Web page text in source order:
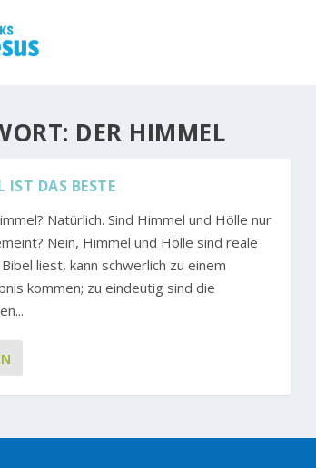
DER HIMMEL
IST DAS BESTE
Natürlich. Sind Himmel und Hölle nur
Nein, Himmel und Hölle sind reale
liest, kann schwerlich zu einem
kommen; zu eindeutig sind die